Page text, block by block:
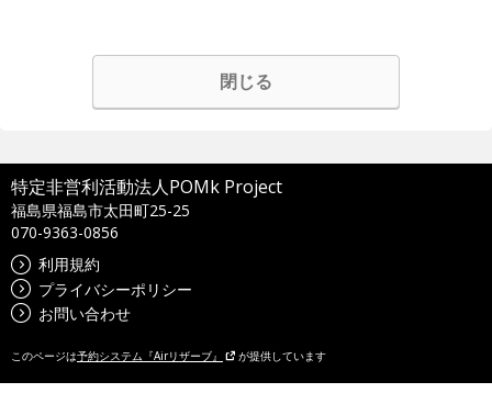
閉じる
特定非営利活動法人POMk Project
福島県福島市太田町25-25
070-9363-0856
利用規約
プライバシーポリシー
お問い合わせ
このページは予約システム『Airリザーブ』 が提供しています